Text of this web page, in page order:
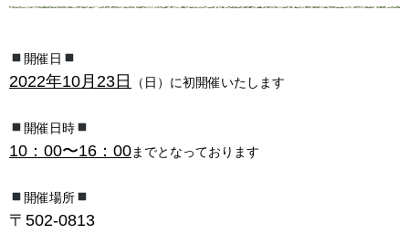
開催日
2022年10月23日 （日）に初開催いたします
開催日時
10：00〜16：00までとなっております
開催場所
〒502-0813